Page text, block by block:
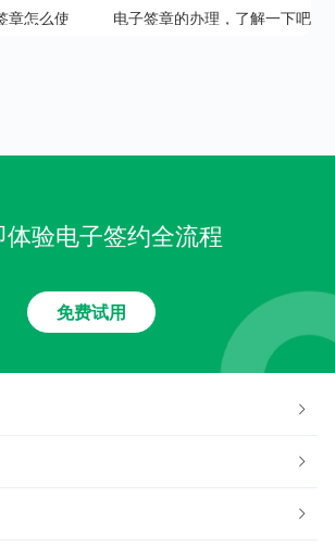
章怎么使
电子签章的办理，了解一下吧
体验电子签约全流程
免费试用